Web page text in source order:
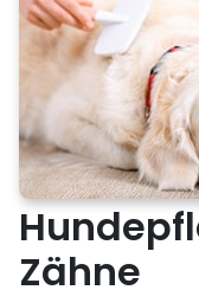
Zähne